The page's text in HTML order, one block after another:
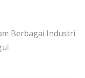
Berbagai Industri